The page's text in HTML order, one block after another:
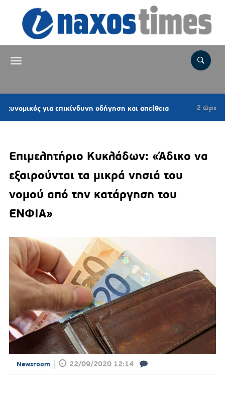
επικίνδυνη οδήγηση και απείθεια 2 ώρες πριν
Επιμελητήριο Κυκλάδων: «Άδικο να
εξαιρούνται τα μικρά νησιά του
νομού από την κατάργηση του
ΕΝΦΙΑ»
Newsroom 22/09/2020 12:14